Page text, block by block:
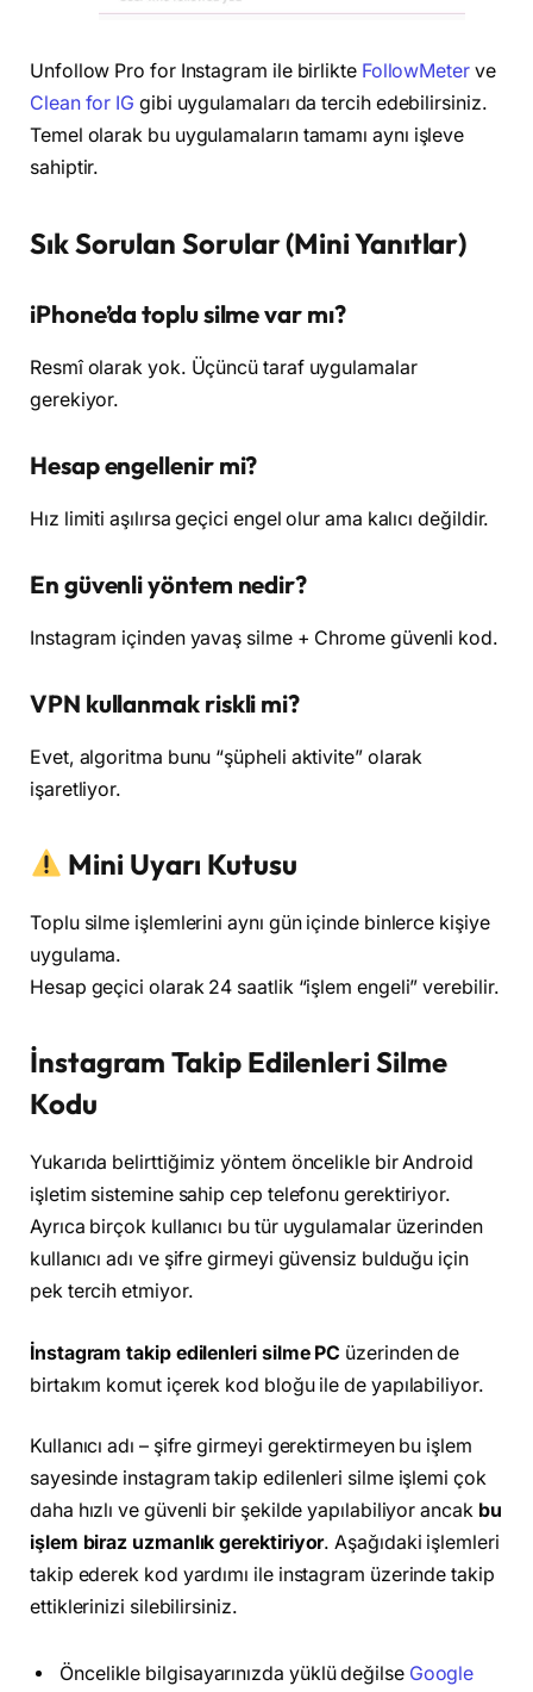
Unfollow Pro for Instagram ile birlikte FollowMeterve
Clean for IG gibi uygulamaları da tercih edebilirsiniz.
Temel olarak bu uygulamaların tamamı aynı işleve
sahiptir.
Sık Sorulan Sorular (Mini Yanıtlar)
iPhone’da toplu silme var mı?
Resmî olarak yok. Üçüncü taraf uygulamalar
gerekiyor.
Hesap engellenir mi?
Hız limiti aşılırsa geçici engel olur ama kalıcı değildir.
En güvenli yöntem nedir?
Instagram içinden yavaş silme + Chrome güvenli kod.
VPN kullanmak riskli mi?
Evet, algoritma bunu “şüpheli aktivite” olarak
işaretliyor.
Mini Uyarı Kutusu
Toplu silme işlemlerini aynı gün içinde binlerce kişiye
uygulama.
Hesap geçici olarak 24 saatlik “işlem engeli” verebilir.
İnstagram Takip Edilenleri Silme
Kodu
Yukarıda belirttiğimiz yöntem öncelikle bir Android
işletim sistemine sahip cep telefonu gerektiriyor.
Ayrıca birçok kullanıcı bu tür uygulamalar üzerinden
kullanıcı adı ve şifre girmeyi güvensiz bulduğu için
pek tercih etmiyor.
İnstagram takip edilenleri silme PC üzerinden de
birtakım komut içerek kod bloğu ile de yapılabiliyor.
Kullanıcı adı – şifre girmeyi gerektirmeyen bu işlem
sayesinde instagram takip edilenleri silme işlemi çok
daha hızlı ve güvenli bir şekilde yapılabiliyor ancak bu
işlem biraz uzmanlık gerektiriyor. Aşağıdaki işlemleri
takip ederek kod yardımı ile instagram üzerinde takip
ettiklerinizi silebilirsiniz.
Öncelikle bilgisayarınızda yüklü değilse Google